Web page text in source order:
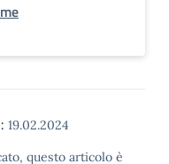
19.02.2024
questo articolo è